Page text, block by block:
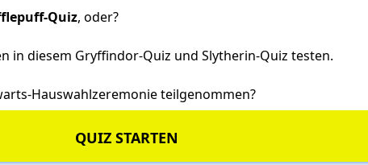
Quiz, oder?
in diesem Gryffindor-Quiz und Slytherin-Quiz testen.
Hauswahlzeremonieteilgenommen?
QUIZ STARTEN